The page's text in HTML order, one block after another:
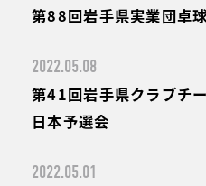
第88回岩手県実業団卓
2022.05.08
第41回岩手県クラブチ
日本予選会
2022.05.01